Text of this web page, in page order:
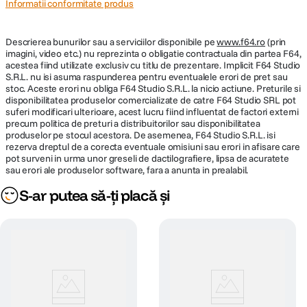
Recomandat pentru
50 m²
Capacitate generala
24000 BTU
Capacitate de racire
22178 BTU
Capacitate de
incalzire
23202 BTU
Eficienta energetica
racire
A++
Eficienta energetica
incalzire
A
Temperatura minima
7
Informatii conformitate produs
Descrierea bunurilor sau a serviciilor disponibile pewww.f64.ro(prin
imagini, video etc.) nu reprezinta o obligatie contractuala din partea F64,
acestea fiind utilizate exclusiv cu titlu de prezentare. Implicit F64 Studio
S.R.L. nu isi asuma raspunderea pentru eventualele erori de pret sau
stoc. Aceste erori nu obliga F64 Studio S.R.L. la nicio actiune. Preturile si
disponibilitatea produselor comercializate de catre F64 Studio SRL pot
suferi modificari ulterioare, acest lucru fiind influentat de factori externi
precum politica de preturi a distribuitorilor sau disponibilitatea
produselor pe stocul acestora. De asemenea, F64 Studio S.R.L. isi
rezerva dreptul de a corecta eventuale omisiuni sau erori in afisare care
pot surveni in urma unor greseli de dactilografiere, lipsa de acuratete
sau erori ale produselor software, fara a anunta in prealabil.
S-ar putea să-ți placă și